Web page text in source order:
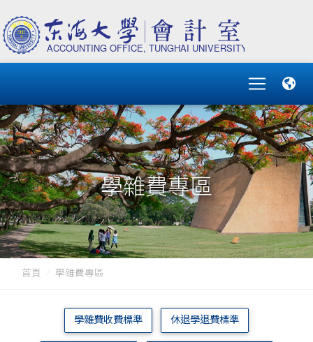
學雜費專區
首頁 學雜費專區
學雜費收費標準 休退學退費標準